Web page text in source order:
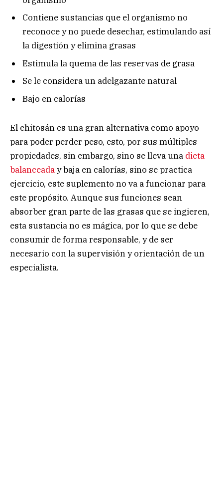
Contiene sustancias que el organismo no
reconoce y no puede desechar, estimulando así
la digestión y elimina grasas
Estimula la quema de las reservas de grasa
Se le considera un adelgazante natural
Bajo en calorías
El chitosán es una gran alternativa como apoyo
para poder perder peso, esto, por sus múltiples
propiedades, sin embargo, sino se lleva una dieta
balanceaday baja en calorías, sino se practica
ejercicio, este suplemento no va a funcionar para
este propósito. Aunque sus funciones sean
absorber gran parte de las grasas que se ingieren,
esta sustancia no es mágica, por lo que se debe
consumir de forma responsable, y de ser
necesario con la supervisión y orientación de un
especialista.